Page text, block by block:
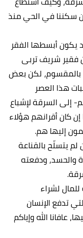
سكننا في الحي منذ
يكون أبسطها الفقر
فقير شريف تربى
بالمقسوم، لكن بعض
هذا العصر
إلى السرقة لإشباع
إن كان أقرانهم هؤلاء
إليها هم.
يتسلّح بالقناعة
والحسد، ودفعته
لشراء
تدفع الإنسان
عافانا الله وإياكم